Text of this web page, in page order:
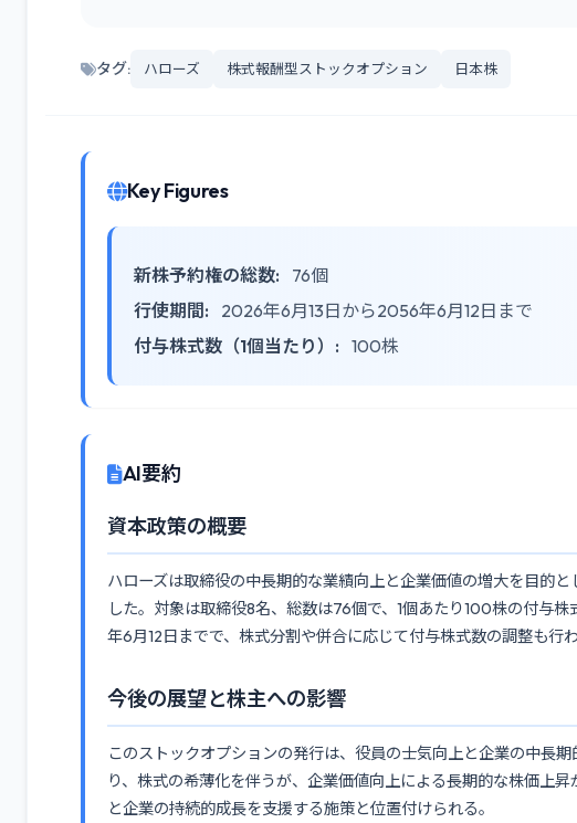
タグ: ハローズ 株式報酬型ストックオプション 日本株
Key Figures
新株予約権の総数:
76個
行使期間:
2026年6月13日から2056年6月12日まで
付与株式数（1個当たり）: 100株
AI要約
資本政策の概要
ハローズは取締役の中長期的な業績向上と企業価値の増大を目的
した。対象は取締役8名、総数は76個で、1個あたり100株の付与
年6月12日までで、株式分割や併合に応じて付与株式数の調整も行
今後の展望と株主への影響
このストックオプションの発行は、役員の士気向上と企業の中長
り、株式の希薄化を伴うが、企業価値向上による長期的な株価上
と企業の持続的成長を支援する施策と位置付けられる。